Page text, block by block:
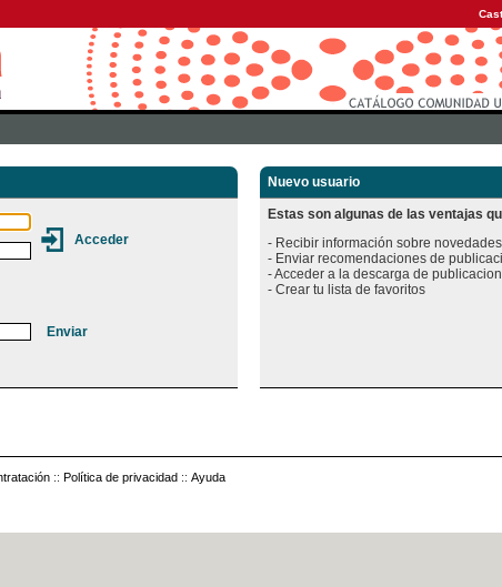
Nuevo usuario
Estas son algunas de las ventajas
- Recibir información sobre novedades
- Enviar recomendaciones de
- Acceder a la descarga de
:: Política de privacidad :: Ayuda